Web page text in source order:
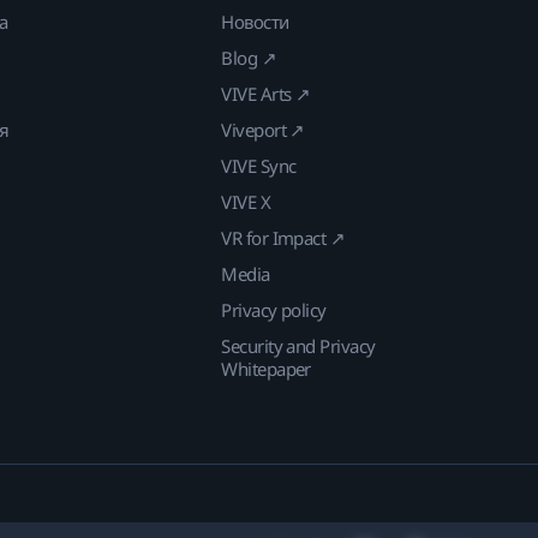
Новости
Blog ↗
VIVE Arts ↗
Viveport ↗
VIVE Sync
VIVE X
VR for Impact ↗
Media
Privacy policy
Security and Privacy
Whitepaper